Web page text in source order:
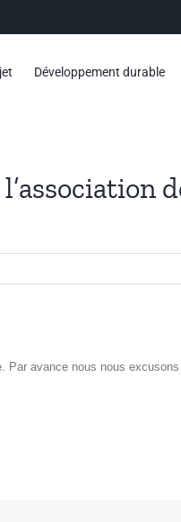
Développement durable
avance nous nous